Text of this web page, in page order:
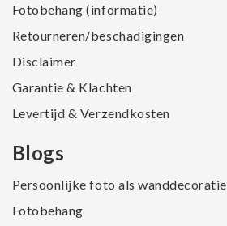
Fotobehang (informatie)
Retourneren/beschadigingen
Disclaimer
Garantie & Klachten
Levertijd & Verzendkosten
Blogs
Persoonlijke foto als wanddecoratie
Fotobehang